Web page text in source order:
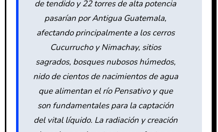
de tendido y 22 torres de alta potencia
pasarían por Antigua Guatemala,
afectando principalmente a los cerros
Cucurrucho y Nimachay, sitios
sagrados, bosques nubosos húmedos,
nido de cientos de nacimientos de agua
que alimentan el río Pensativo y que
son fundamentales para la captación
del vital líquido. La radiación y creación